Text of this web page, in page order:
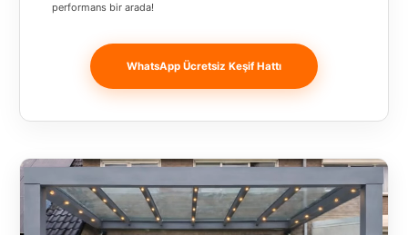
performans bir arada!
WhatsApp Ücretsiz Keşif Hattı
Bingöl
Bosnia and
Herzegovina
Bulgaristan
Bursa